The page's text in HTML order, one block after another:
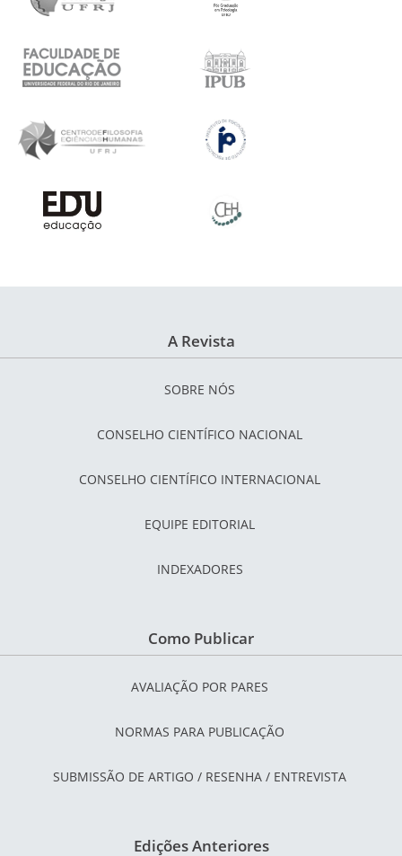
A Revista
SOBRE NÓS
CONSELHO CIENTÍFICO NACIONAL
CONSELHO CIENTÍFICO INTERNACIONAL
EQUIPE EDITORIAL
INDEXADORES
Como Publicar
AVALIAÇÃO POR PARES
NORMAS PARA PUBLICAÇÃO
SUBMISSÃO DE ARTIGO / RESENHA / ENTREVISTA
Edições Anteriores